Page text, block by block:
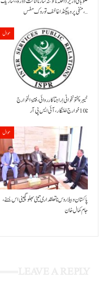
منفی پروپیگنڈا غا خف توروک مفس،…
حوال
خیبر پختونخوا ٹی اِرا جتا کارروائی، فتنۃ الخوارج
نا 10خوارج خلنگار،آئی ایس پی آر
حوال
پاکستان و بیلاروس نا تعلقداری تیٹی بھلو گچینی اس بسنے،
جام کمال خان